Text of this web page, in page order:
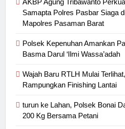
Samapta Polres Pasbar Siaga
Mapolres Pasaman Barat
Polsek Kepenuhan Amankan
Basma Darul ‘Ilmi Wassa’adah
Wajah Baru RTLH Mulai
Rampungkan Finishing Lantai
turun ke Lahan, Polsek Bonai
200 Kg Bersama Petani